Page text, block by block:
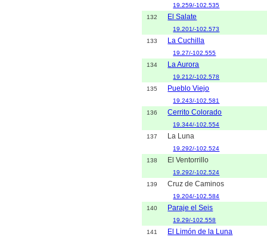
19.259/-102.535
132
El Salate
19.201/-102.573
133
La Cuchilla
19.27/-102.555
134
La Aurora
19.212/-102.578
135
Pueblo Viejo
19.243/-102.581
136
Cerrito Colorado
19.344/-102.554
137
La Luna
19.292/-102.524
138
El Ventorrillo
19.292/-102.524
139
Cruz de Caminos
19.204/-102.584
140
Paraje el Seis
19.29/-102.558
141
El Limón de la Luna